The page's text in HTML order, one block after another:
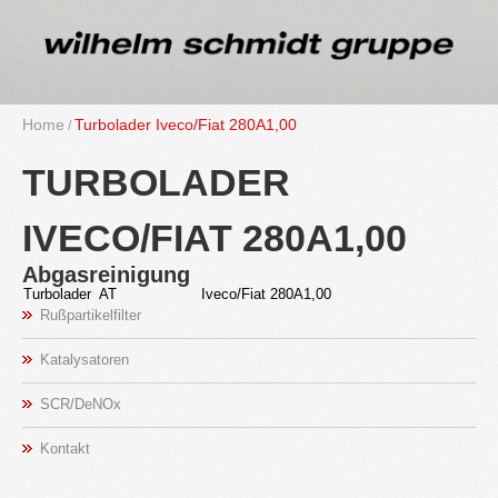
Home Tur­bo­la­der Iveco/Fiat 280A1,00
TUR­BO­LA­DER
IVECO/FIAT 280A1,00
Tur­bo­la­der AT Iveco/Fiat 280A1,00
Ab­gas­rei­ni­gung
Ruß­par­ti­kel­fil­ter
Ka­ta­ly­sa­to­ren
SCR/DeNOx
Kon­takt